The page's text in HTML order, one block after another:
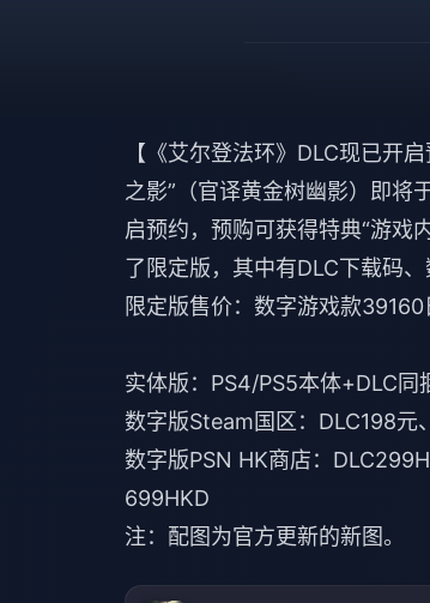
【《艾尔登法环》DLC现已开
之影”（官译黄金树幽影）即
启预约，预购可获得特典“游戏
了限定版，其中有DLC下载码
限定版售价：数字游戏款
实体版：PS4/PS5本体+DLC同
数字版Steam国区：DLC198元
数字版PSN HK商店：
699HKD
注：配图为官方更新的新图。